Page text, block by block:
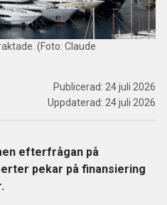
(Foto: Claude
Publicerad: 24 juli 2026
Uppdaterad: 24 juli 2026
efterfrågan på
pekar på finansiering